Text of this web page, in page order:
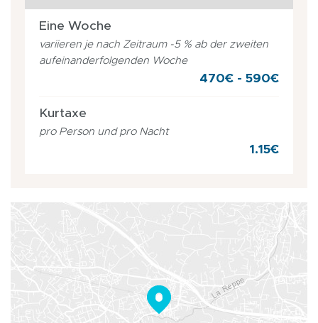
Eine Woche
variieren je nach Zeitraum -5 % ab der zweiten
aufeinanderfolgenden Woche
470€ - 590€
Kurtaxe
pro Person und pro Nacht
1.15€